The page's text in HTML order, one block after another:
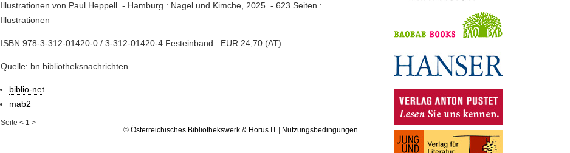
Illustrationen von Paul Heppell. - Hamburg : Nagel und Kimche, 2025. - 623 Seiten :
Illustrationen
ISBN 978-3-312-01420-0 / 3-312-01420-4 Festeinband : EUR 24,70 (AT)
Quelle: bn.bibliotheksnachrichten
biblio-net
mab2
Seite< 1 >
© Österreichisches Bibliothekswerk& Horus IT Nutzungsbedingungen